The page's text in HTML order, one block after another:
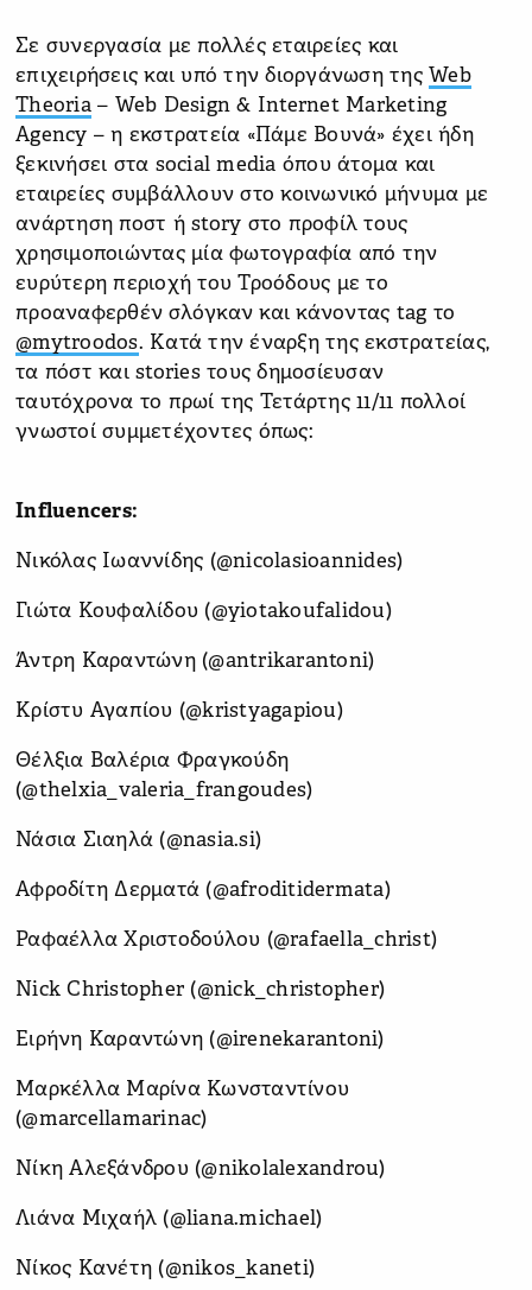
Σε συνεργασία με πολλές εταιρείες και
επιχειρήσεις και υπό την διοργάνωση της Web
Theoria– Web Design & Internet Marketing
Agency – η εκστρατεία «Πάμε Βουνά» έχει ήδη
ξεκινήσει στα social media όπου άτομα και
εταιρείες συμβάλλουν στο κοινωνικό μήνυμα με
ανάρτηση ποστ ή story στο προφίλ τους
χρησιμοποιώντας μία φωτογραφία από την
ευρύτερη περιοχή του Τροόδους με το
προαναφερθέν σλόγκαν και κάνοντας tag το
@mytroodos. Kατά την έναρξη της εκστρατείας,
τα πόστ και stories τους δημοσίευσαν
ταυτόχρονα το πρωί της Τετάρτης 11/11 πολλοί
γνωστοί συμμετέχοντες όπως:
Influencers:
Νικόλας Ιωαννίδης (@nicolasioannides)
Γιώτα Κουφαλίδου (@yiotakoufalidou)
Άντρη Καραντώνη (@antrikarantoni)
Κρίστυ Αγαπίου (@kristyagapiou)
Θέλξια Βαλέρια Φραγκούδη
(@thelxia_valeria_frangoudes)
Νάσια Σιαηλά (@nasia.si)
Αφροδίτη Δερματά (@afroditidermata)
Ραφαέλλα Χριστοδούλου (@rafaella_christ)
Nick Christopher (@nick_christopher)
Ειρήνη Καραντώνη (@irenekarantoni)
Μαρκέλλα Μαρίνα Κωνσταντίνου
(@marcellamarinac)
Νίκη Αλεξάνδρου (@nikolalexandrou)
Λιάνα Μιχαήλ (@liana.michael)
Νίκος Κανέτη (@nikos_kaneti)